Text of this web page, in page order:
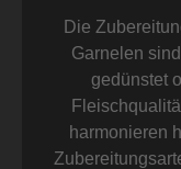
Die
Garnelen
gedünstet
harmonieren